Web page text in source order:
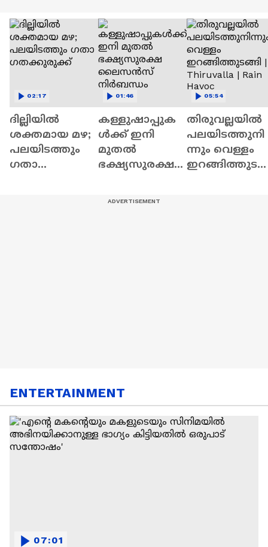
ദില്ലിയിൽ
ശക്തമായ മഴ;
പലയിടത്തും ​
ഗതാ​
02:17
കള്ളുഷാപ്പുക
ൾക്ക് ഇനി
മുതൽ
ഭക്ഷ്യസുരക്ഷ
01:46
തിരുവല്ലയിൽ
പലയിടത്തുനി
ന്നും വെള്ളം
ഇറങ്ങിത്തുട
05:54
ENTERTAINMENT
07:01